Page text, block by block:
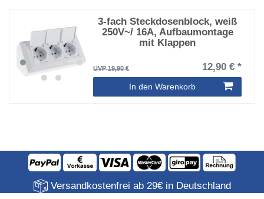
3-fach Steckdosenblock, weiß
250V~/ 16A, Aufbaumontage
mit Klappen
UVP 19,90 € 12,90 € *
In den Warenkorb
Versandkostenfrei ab 29€ in Deutschland